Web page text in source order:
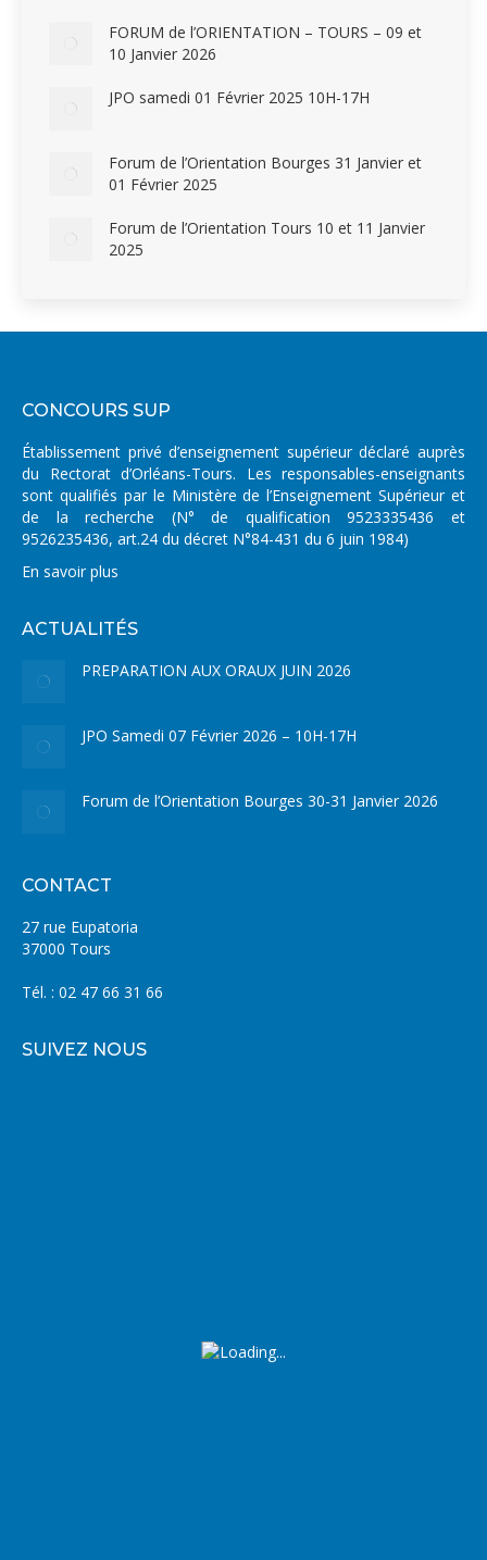
FORUM de l’ORIENTATION – TOURS – 09 et
10 Janvier 2026
JPO samedi 01 Février 2025 10H-17H
Forum de l’Orientation Bourges 31 Janvier et
01 Février 2025
Forum de l’Orientation Tours 10 et 11 Janvier
2025
CONCOURS SUP
Établissement privé d’enseignement supérieur déclaré auprès
du Rectorat d’Orléans-Tours. Les responsables-enseignants
sont qualifiés par le Ministère de l’Enseignement Supérieur et
de la recherche (N° de qualification 9523335436 et
9526235436, art.24 du décret N°84-431 du 6 juin 1984)
En savoir plus
ACTUALITÉS
PREPARATION AUX ORAUX JUIN 2026
JPO Samedi 07 Février 2026 – 10H-17H
Forum de l’Orientation Bourges 30-31 Janvier 2026
CONTACT
27 rue Eupatoria
37000 Tours
Tél. : 02 47 66 31 66
SUIVEZ NOUS